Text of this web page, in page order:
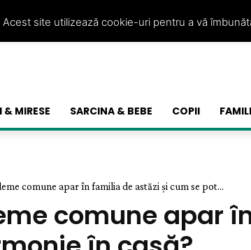
& MIRESE SARCINA & BEBE COPII
comune apar în familia de astăzi și cum se pot...
comune apar
Acest site utilizează cookie-uri pentru a vă